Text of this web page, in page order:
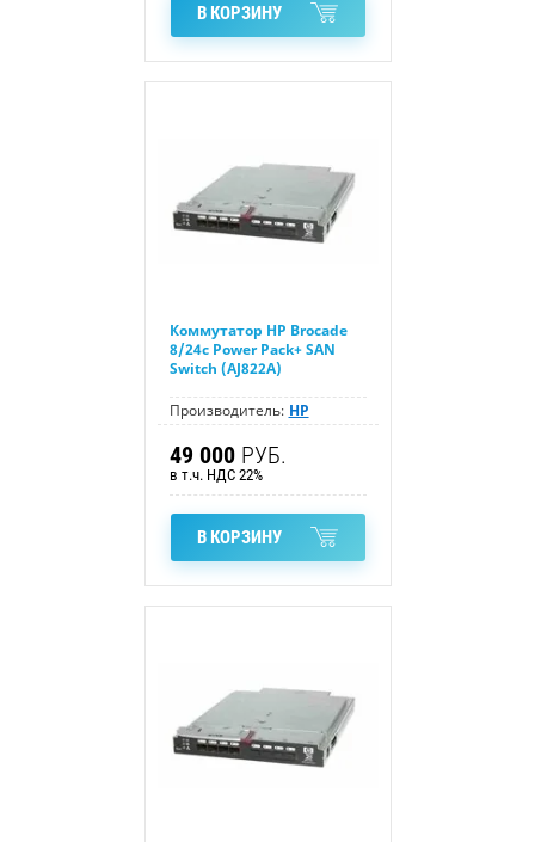
В КОРЗИНУ
Коммутатор HP Brocade
8/24c Power Pack+ SAN
Switch (AJ822A)
Производитель: HP
49 000РУБ.
в т.ч. НДС 22%
В КОРЗИНУ